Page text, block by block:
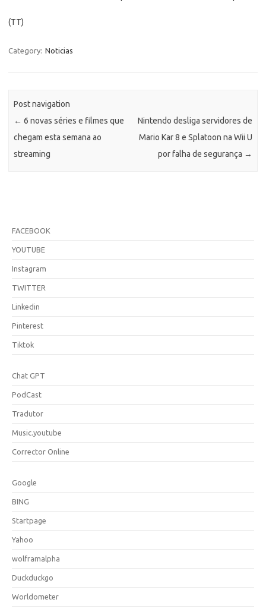
(TT)
Category: Noticias
Post navigation
← 6 novas séries e filmes que
chegam esta semana ao
streaming
Nintendo desliga servidores de
Mario Kar 8 e Splatoon na Wii U
por falha de segurança →
FACEBOOK
YOUTUBE
Instagram
TWITTER
Linkedin
Pinterest
Tiktok
Chat GPT
PodCast
Tradutor
Music.youtube
Corrector Online
Google
BING
Startpage
Yahoo
wolframalpha
Duckduckgo
Worldometer